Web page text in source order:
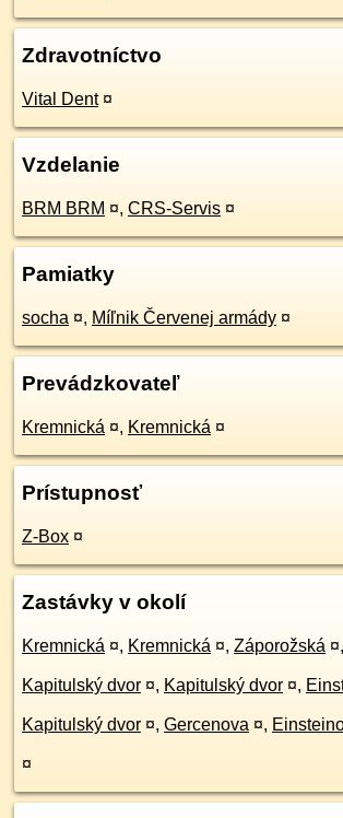
Zdravotníctvo
Vital Dent ¤
Vzdelanie
BRM BRM ¤, CRS-Servis ¤
Pamiatky
socha ¤, Míľnik Červenej armády ¤
Prevádzkovateľ
Kremnická ¤, Kremnická ¤
Prístupnosť
Z-Box ¤
Zastávky v okolí
Kremnická ¤, Kremnická ¤, Záporožská ¤,
Kapitulský dvor ¤, Kapitulský dvor ¤,
Kapitulský dvor ¤, Gercenova ¤,
¤